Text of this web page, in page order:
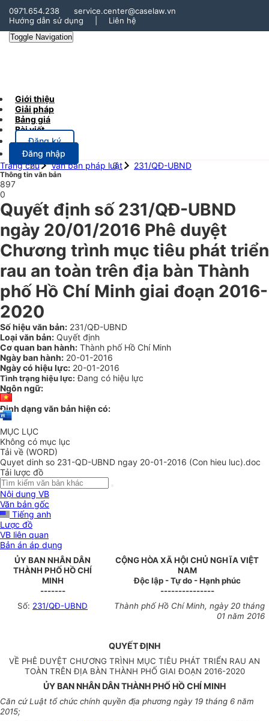
0971.654.238
service.center@caselaw.vn
Hướng dẫn sử dụng
Liên hệ
Toggle Navigation
Giới thiệu
Giải pháp
Bảng giá
Bài viết
Đăng ký
Đăng nhập
Trang chủ
Văn bản pháp luật 231/QĐ-UBND
Thông tin văn bản
897
0
Quyết định số 231/QĐ-UBND
ngày 20/01/2016 Phê duyệt
Chương trình mục tiêu phát triển
rau an toàn trên địa bàn Thành
phố Hồ Chí Minh giai đoạn 2016-
2020
Số hiệu văn bản: 231/QĐ-UBND
Loại văn bản: Quyết định
Cơ quan ban hành: Thành phố Hồ Chí Minh
Ngày ban hành: 20-01-2016
Ngày có hiệu lực: 20-01-2016
Tình trạng hiệu lực: Đang có hiệu lực
Ngôn ngữ:
Định dạng văn bản hiện có:
MỤC LỤC
Không có mục lục
Tải về (WORD)
Quyet dinh so 231-QD-UBND ngay 20-01-2016 (Con hieu luc).doc
Tải lược đồ
Nội dung VB
Văn bản gốc
Tiếng anh
Lược đồ
VB liên quan
Bản án áp dụng
ỦY BAN NHÂN DÂN
THÀNH PHỐ HỒ CHÍ
MINH
-------
CỘNG HÒA XÃ HỘI CHỦ NGHĨA VIỆT
NAM
Độc lập - Tự do - Hạnh phúc
---------------
Số: 231/QĐ-UBND Thành phố Hồ Chí Minh, ngày 20tháng
01năm 2016
QUYẾT ĐỊNH
VỀ PHÊ DUYỆT CHƯƠNG TRÌNH MỤC TIÊU PHÁT TRIỂN RAU AN
TOÀN TRÊN ĐỊA BÀN THÀNH PHỐ GIAI ĐOẠN 2016-2020
ỦY BAN NHÂN DÂN THÀNH PHỐ HỒ CHÍ MINH
Căn cứ Luật tổ chức chính quyền địa phương ngày 19 tháng 6 năm
2015;